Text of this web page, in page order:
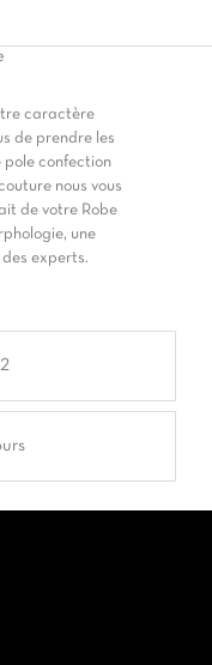
caractère
de prendre les
pole confection
nous vous
de votre Robe
une
experts.